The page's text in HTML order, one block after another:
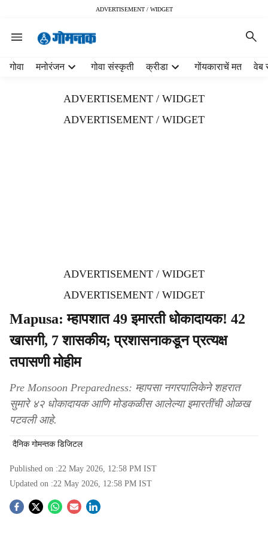
ADVERTISEMENT / WIDGET
गोवा मनोरंजन गोवा संस्कृती क्रीडा गोंयकाराचें मत वेब
ADVERTISEMENT / WIDGET
ADVERTISEMENT / WIDGET
ADVERTISEMENT / WIDGET
ADVERTISEMENT / WIDGET
Mapusa: म्हापशात 49 इमारती धोकादायक! 42
खासगी, 7 शासकीय; प्रशासनाकडून प्रत्यक्ष
तपासणी मोहीम
Pre Monsoon Preparedness: म्हापसा नगरपालिकेने शहरात
सुमारे ४२ धोकादायक आणि मोडकळीस आलेल्या इमारतींची ओळख
पटवली आहे.
दैनिक गोमन्तक डिजिटल
Published on :22 May 2026, 12:58 PM IST
Updated on :22 May 2026, 12:58 PM IST
S